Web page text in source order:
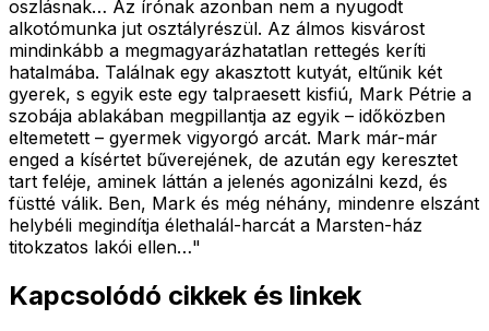
oszlásnak… Az írónak azonban nem a nyugodt
alkotómunka jut osztályrészül. Az álmos kisvárost
mindinkább a megmagyarázhatatlan rettegés keríti
hatalmába. Találnak egy akasztott kutyát, eltűnik két
gyerek, s egyik este egy talpraesett kisfiú, Mark Pétrie a
szobája ablakában megpillantja az egyik – időközben
eltemetett – gyermek vigyorgó arcát. Mark már-már
enged a kísértet bűverejének, de azután egy keresztet
tart feléje, aminek láttán a jelenés agonizálni kezd, és
füstté válik. Ben, Mark és még néhány, mindenre elszánt
helybéli megindítja élethalál-harcát a Marsten-ház
titokzatos lakói ellen…"
Kapcsolódó cikkek és linkek